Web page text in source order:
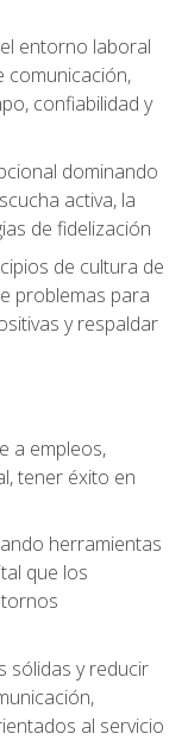
entorno laboral
comunicación,
confiabilidad y
dominando
activa, la
de fidelización
de cultura de
problemas para
y respaldar
a empleos,
tener éxito en
herramientas
que los
sólidas y reducir
al servicio